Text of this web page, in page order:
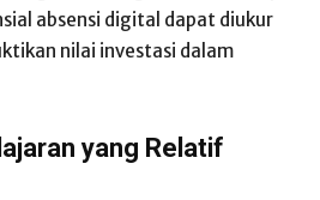
absensi digital dapat diukur
nilai investasi dalam
yang Relatif